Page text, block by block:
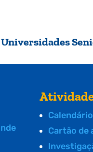
Universidades
Cartão de